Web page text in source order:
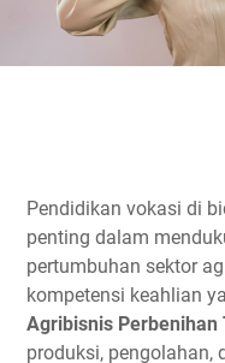
Pendidikan vokasi di
penting dalam
pertumbuhan sektor
kompetensi keahlian
Agribisnis Perbenihan
produksi, pengolahan,